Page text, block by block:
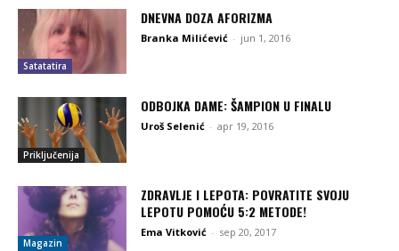
Satatatira
DNEVNA DOZA AFORIZMA
Branka Milićević - jun 1, 2016
Priključenija
ODBOJKA DAME: ŠAMPION U FINALU
Uroš Selenić - apr 19, 2016
Magazin
ZDRAVLJE I LEPOTA: POVRATITE SVOJU
LEPOTU POMOĆU 5:2 METODE!
Ema Vitković - sep 20, 2017